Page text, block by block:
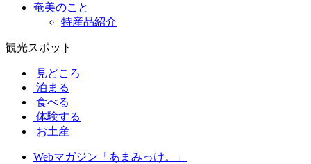
奄美のこと
特産品紹介
観光スポット
見どころ
泊まる
食べる
体験する
お土産
Webマガジン「あまみっけ。」